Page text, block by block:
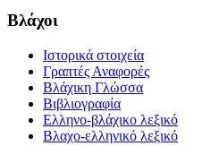
Βλάχοι
Ιστορικά στοιχεία
Γραπτές Αναφορές
Βλάχικη Γλώσσα
Βιβλιογραφία
Ελληνο-βλάχικο λεξικό
Βλαχο-ελληνικό λεξικό